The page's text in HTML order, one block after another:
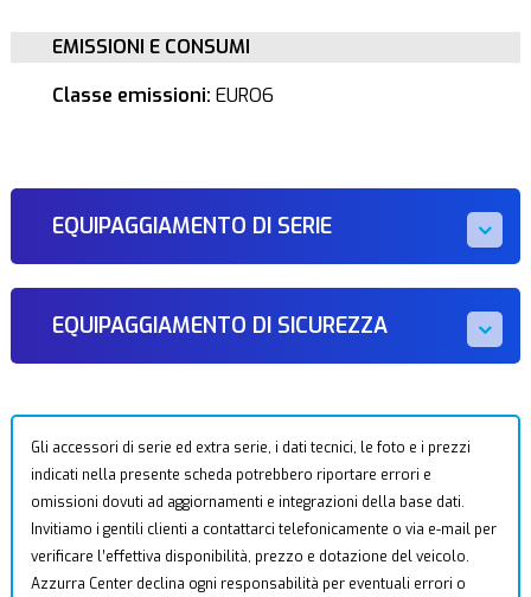
EMISSIONI E CONSUMI
Classe emissioni: EURO6
EQUIPAGGIAMENTO DI SERIE
EQUIPAGGIAMENTO DI SICUREZZA
Gli accessori di serie ed extra serie, i dati tecnici, le foto e i prezzi
indicati nella presente scheda potrebbero riportare errori e
omissioni dovuti ad aggiornamenti e integrazioni della base dati.
Invitiamo i gentili clienti a contattarci telefonicamente o via e-mail per
verificare l’effettiva disponibilità, prezzo e dotazione del veicolo.
Azzurra Center declina ogni responsabilità per eventuali errori o